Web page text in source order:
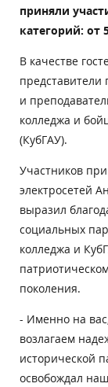
приняли
категорий: от
В качестве
представители
и
колледжа и
(КубГАУ).
Участников
электросетей
выразил
социальных
колледжа и
поколения.
- Именно на
возлагаем
исторической
освобождал